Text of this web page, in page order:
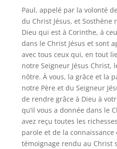
Paul, appelé par la volonté
du Christ Jésus, et Sosthène
Dieu qui est à Corinthe, à
dans le Christ Jésus et sont
avec tous ceux qui, en tout
notre Seigneur Jésus Christ,
nôtre. À vous, la grâce et la
notre Père et du Seigneur
de rendre grâce à Dieu à
qu’il vous a donnée dans le
avez reçu toutes les
parole et de la connaissance
témoignage rendu au Christ